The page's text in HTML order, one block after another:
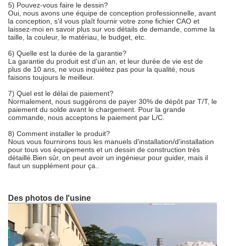
5) Pouvez-vous faire le dessin?
Oui, nous avons une équipe de conception professionnelle, avant
la conception, s'il vous plaît fournir votre zone fichier CAO et
laissez-moi en savoir plus sur vos détails de demande, comme la
taille, la couleur, le matériau, le budget, etc.
6) Quelle est la durée de la garantie?
La garantie du produit est d'un an, et leur durée de vie est de
plus de 10 ans, ne vous inquiétez pas pour la qualité, nous
faisons toujours le meilleur.
7) Quel est le délai de paiement?
Normalement, nous suggérons de payer 30% de dépôt par T/T, le
paiement du solde avant le chargement. Pour la grande
commande, nous acceptons le paiement par L/C.
8) Comment installer le produit?
Nous vous fournirons tous les manuels d'installation/d'installation
pour tous vos équipements et un dessin de construction très
détaillé.Bien sûr, on peut avoir un ingénieur pour guider, mais il
faut un supplément pour ça..
Des photos de l'usine